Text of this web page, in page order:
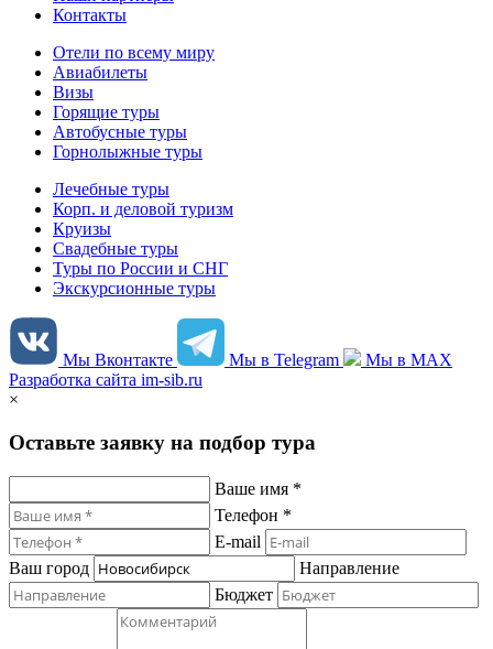
Контакты
Отели по всему миру
Авиабилеты
Визы
Горящие туры
Автобусные туры
Горнолыжные туры
Лечебные туры
Корп. и деловой туризм
Круизы
Свадебные туры
Туры по России и СНГ
Экскурсионные туры
Мы Вконтакте Мы в Telegram
Мы в MAX
Разработка сайта im-sib.ru
×
Оставьте заявку на подбор тура
Ваше имя *
Телефон *
E-mail
Ваш город
Направление
Бюджет